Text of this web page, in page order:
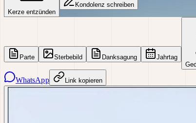
Kerze entzünden
Kondolenz schreiben
Parte Sterbebild Danksagung
Jahrtag
WhatsApp Link kopieren